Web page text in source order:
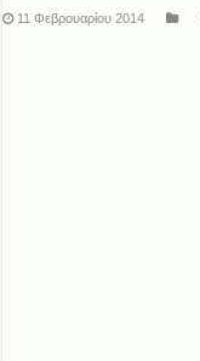
11 Φεβρουαρίου 2014